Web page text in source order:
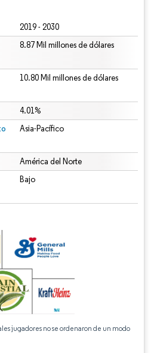
2019 - 2030
8.87 Mil millones de dólares
10.80 Mil millones de dólares
4.01%
Asia-Pacífico
América del Norte
Bajo
jugadores no se ordenaron de un modo